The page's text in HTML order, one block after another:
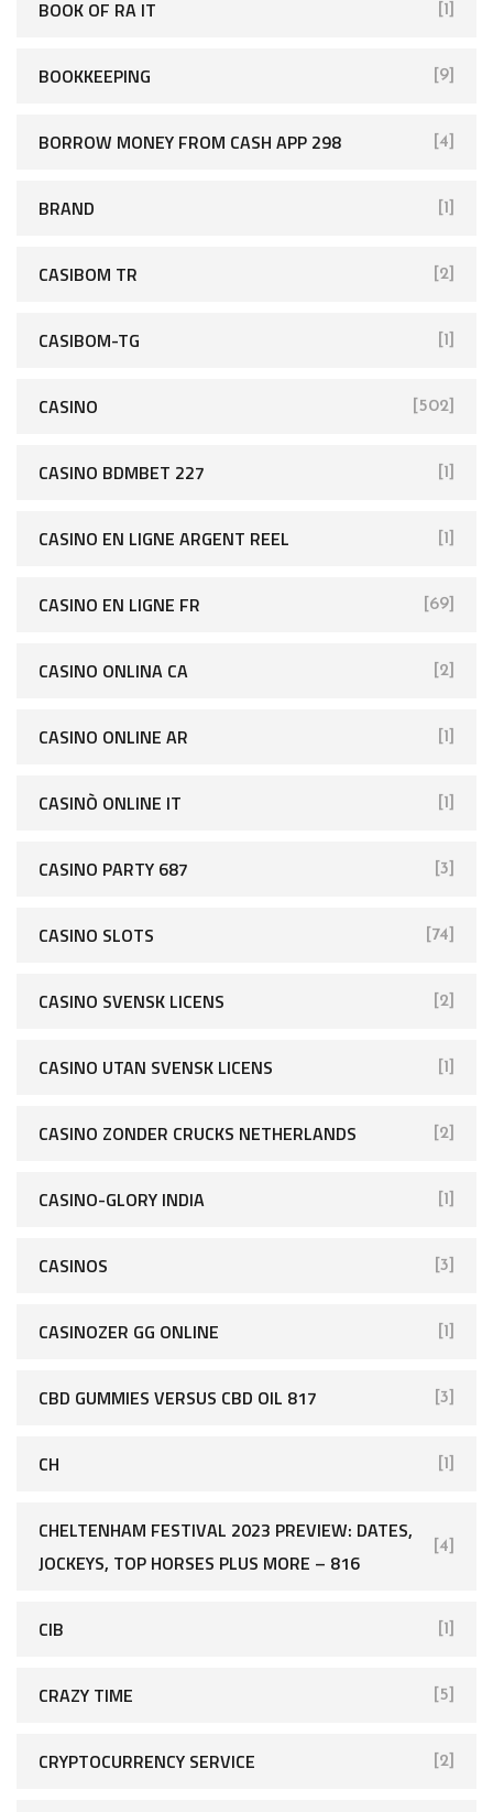
BOOK OF RA IT [1]
BOOKKEEPING [9]
BORROW MONEY FROM CASH APP 298 [4]
BRAND [1]
CASIBOM TR [2]
CASIBOM-TG [1]
CASINO [502]
CASINO BDMBET 227 [1]
CASINO EN LIGNE ARGENT REEL [1]
CASINO EN LIGNE FR [69]
CASINO ONLINA CA [2]
CASINO ONLINE AR [1]
CASINÒ ONLINE IT [1]
CASINO PARTY 687 [3]
CASINO SLOTS [74]
CASINO SVENSK LICENS [2]
CASINO UTAN SVENSK LICENS [1]
CASINO ZONDER CRUCKS NETHERLANDS [2]
CASINO-GLORY INDIA [1]
CASINOS [3]
CASINOZER GG ONLINE [1]
CBD GUMMIES VERSUS CBD OIL 817 [3]
CH [1]
CHELTENHAM FESTIVAL 2023 PREVIEW: DATES,
JOCKEYS, TOP HORSES PLUS MORE – 816
[4]
CIB [1]
CRAZY TIME [5]
CRYPTOCURRENCY SERVICE [2]